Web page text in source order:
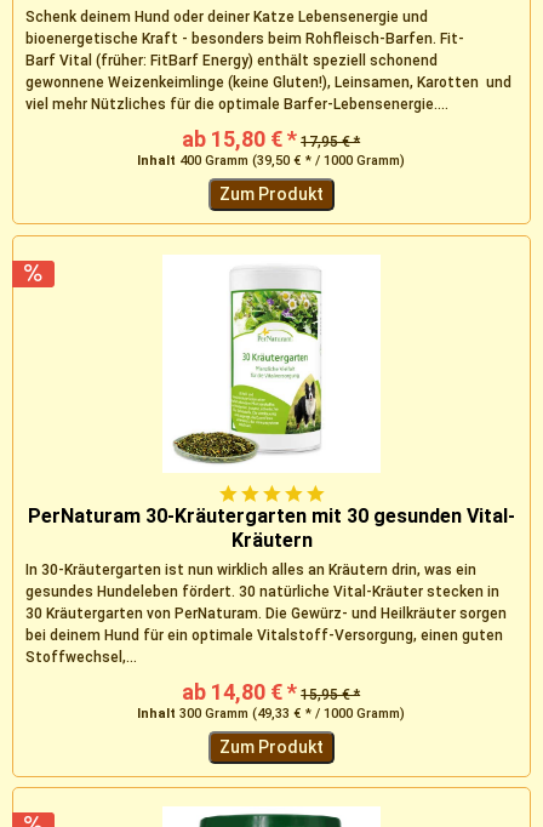
Schenk deinem Hund oder deiner Katze Lebensenergie und
bioenergetische Kraft - besonders beim Rohfleisch-Barfen. Fit-
Barf Vital (früher: FitBarf Energy) enthält speziell schonend
gewonnene Weizenkeimlinge (keine Gluten!), Leinsamen, Karotten und
viel mehr Nützliches für die optimale Barfer-Lebensenergie....
ab 15,80 € * 17,95 € *
Inhalt 400 Gramm(39,50 € * / 1000 Gramm)
Zum Produkt
PerNaturam 30-Kräutergarten mit 30 gesunden Vital-
Kräutern
In 30-Kräutergarten ist nun wirklich alles an Kräutern drin, was ein
gesundes Hundeleben fördert. 30 natürliche Vital-Kräuter stecken in
30 Kräutergarten von PerNaturam. Die Gewürz- und Heilkräuter sorgen
bei deinem Hund für ein optimale Vitalstoff-Versorgung, einen guten
Stoffwechsel,...
ab 14,80 € * 15,95 € *
Inhalt300 Gramm(49,33 € * / 1000 Gramm)
Zum Produkt